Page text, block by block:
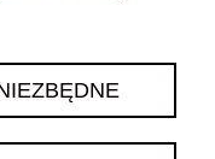
i kursy